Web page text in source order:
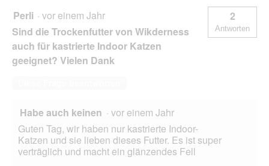
Perli · vor einem Jahr
Sind die Trockenfutter von Wikderness
auch für kastrierte Indoor Katzen
geeignet? Vielen Dank
2
Antworten
Habe auch keinen · vor einem Jahr
Guten Tag, wir haben nur kastrierte Indoor-
Katzen und sie lieben dieses Futter. Es ist super
verträglich und macht ein glänzendes Fell